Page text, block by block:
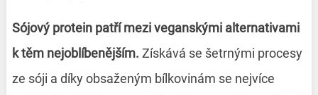
Sójový protein patří mezi veganskými alternativami
k těm nejoblíbenějším. Získává se šetrnými procesy
ze sóji a díky obsaženým bílkovinám se nejvíce